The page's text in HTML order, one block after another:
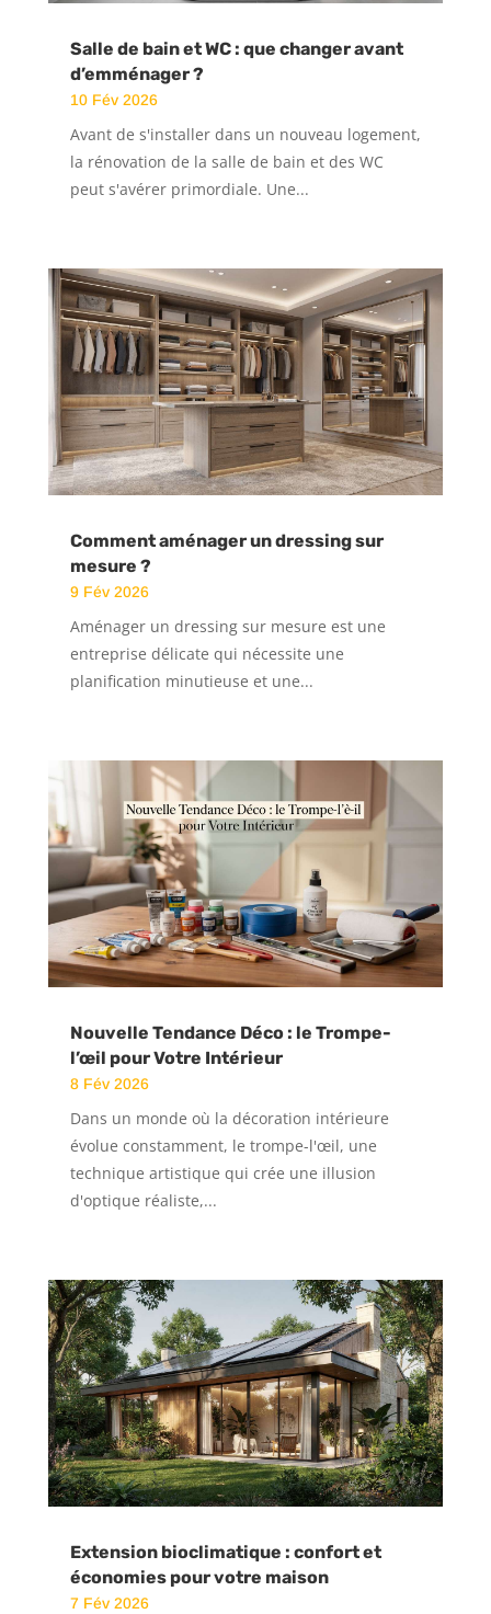
Salle de bain et WC : que changer avant
d’emménager ?
10 Fév 2026
Avant de s'installer dans un nouveau logement,
la rénovation de la salle de bain et des WC
peut s'avérer primordiale. Une...
Comment aménager un dressing sur
mesure ?
9 Fév 2026
Aménager un dressing sur mesure est une
entreprise délicate qui nécessite une
planification minutieuse et une...
Nouvelle Tendance Déco : le Trompe-
l’œil pour Votre Intérieur
8 Fév 2026
Dans un monde où la décoration intérieure
évolue constamment, le trompe-l'œil, une
technique artistique qui crée une illusion
d'optique réaliste,...
Extension bioclimatique : confort et
économies pour votre maison
7 Fév 2026